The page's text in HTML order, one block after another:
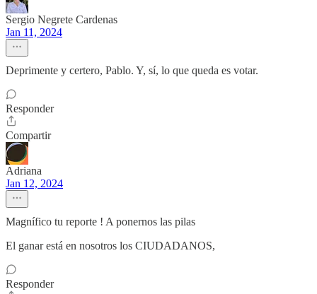
Sergio Negrete Cardenas
Jan 11, 2024
Deprimente y certero, Pablo. Y, sí, lo que queda es votar.
Responder
Compartir
Adriana
Jan 12, 2024
Magnífico tu reporte ! A ponernos las pilas
El ganar está en nosotros los CIUDADANOS,
Responder